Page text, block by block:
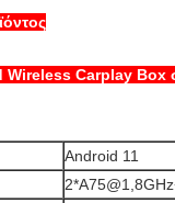
Carplay Box
Android 11